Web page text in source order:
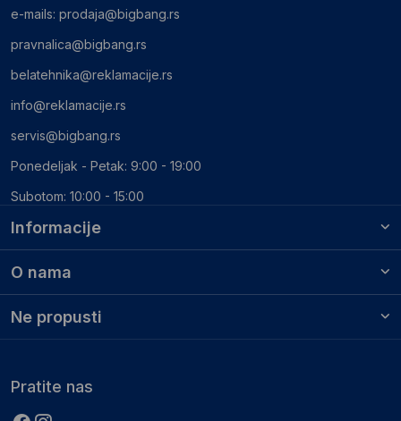
Informacije
O nama
Ne propusti
e-mails: prodaja@bigbang.rs
pravnalica@bigbang.rs
belatehnika@reklamacije.rs
info@reklamacije.rs
servis@bigbang.rs
Ponedeljak - Petak: 9:00 - 19:00
Subotom: 10:00 - 15:00
Pratite nas